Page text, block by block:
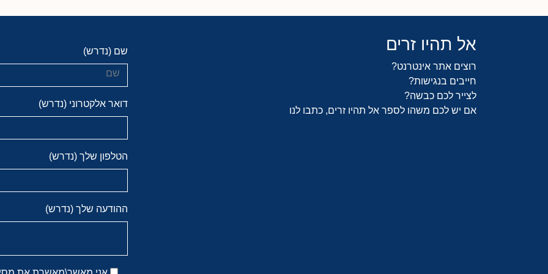
אל תהיו זרים
רוצים אתר אינטרנט?
חייבים בנגישות?
לצייר לכם כבשה?
אם יש לכם משהו לספר אל תהיו זרים, כתבו לנו
שם (נדרש)
דואר אלקטרוני (נדרש)
הטלפון שלך (נדרש)
ההודעה שלך (נדרש)